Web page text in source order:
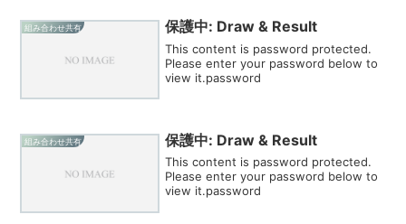
組み合わせ共有 保護中: Draw & Result
This content is password protected.
Please enter your password below to
view it.password
組み合わせ共有 保護中: Draw & Result
This content is password protected.
Please enter your password below to
view it.password